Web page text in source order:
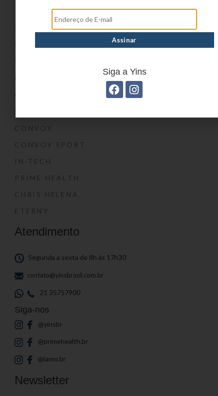
CONVOY
CONVOY SPORT
IN-TECH
PRIME HEALTH
CHRIS HELENA
ETERNY
Atendimento
Segunda a sexta de 8h às 17h30
contato@yinsbrasil.com.br
21 35757900
Siga-nos
@yinsbr
@primehealth.br
@iamo.br
Newsletter
Siga a Yins